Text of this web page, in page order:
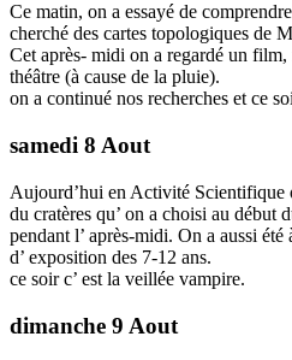
Ce matin, on a essayé de
cherché des cartes topologiques de
Cet après- midi on a regardé un
théâtre (à cause de la pluie).
on a continué nos recherches et ce
samedi 8 Aout
Aujourd’hui en Activité Scientifique
du cratères qu’ on a choisi au début
pendant l’ après-midi. On a aussi
d’ exposition des 7-12 ans.
ce soir c’ est la veillée vampire.
dimanche 9 Aout